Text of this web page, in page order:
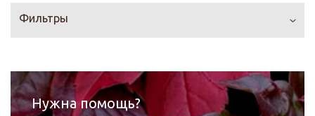
Фильтры
Нужна помощь?